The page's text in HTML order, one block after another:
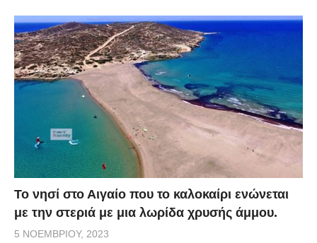
Το νησί στο Αιγαίο που το καλοκαίρι ενώνεται
με την στεριά με μια λωρίδα χρυσής άμμου.
5 ΝΟΕΜΒΡΊΟΥ, 2023